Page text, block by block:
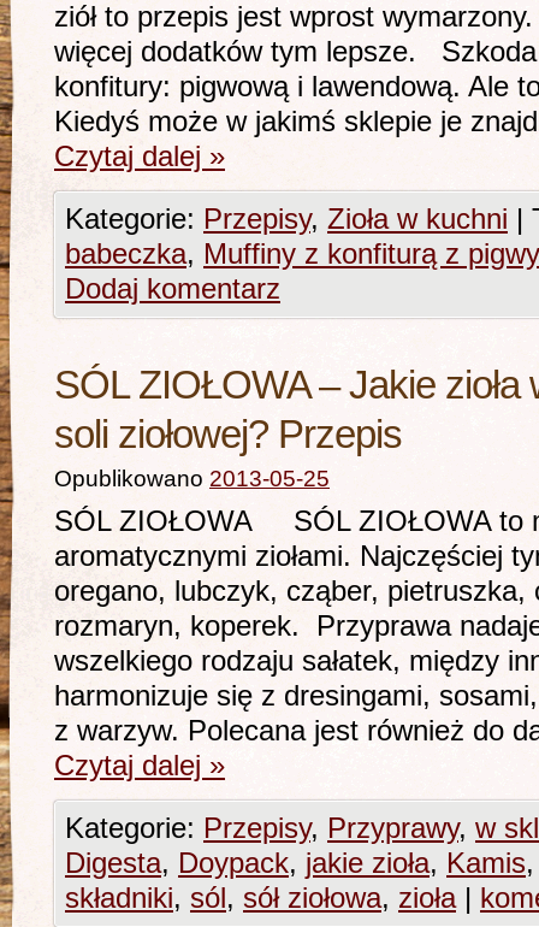
ziół to przepis jest wprost
więcej dodatków tym lepsze.
konfitury: pigwową i lawendową. Ale
Kiedyś może w jakimś sklepie je
Czytaj dalej »
Kategorie: Przepisy, Zioła w kuchni |
babeczka, Muffiny z konfiturą z
Dodaj komentarz
SÓL ZIOŁOWA – Jakie zioła
soli ziołowej? Przepis
Opublikowano 2013-05-25
SÓL ZIOŁOWA SÓL ZIOŁOWA to
aromatycznymi ziołami. Najczęściej
oregano, lubczyk, cząber, pietruszka,
rozmaryn, koperek. Przyprawa
wszelkiego rodzaju sałatek, między
harmonizuje się z dresingami,
z warzyw. Polecana jest również do
Czytaj dalej »
Kategorie: Przepisy, Przyprawy, w
Digesta, Doypack, jakie zioła, Kamis
składniki, sól, sół ziołowa, zioła |